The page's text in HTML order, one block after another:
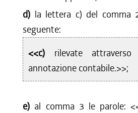
d) la lettera c) del comma
seguente:
<<c) rilevate
annotazione contabile.>>;
e) al comma 3 le parole: